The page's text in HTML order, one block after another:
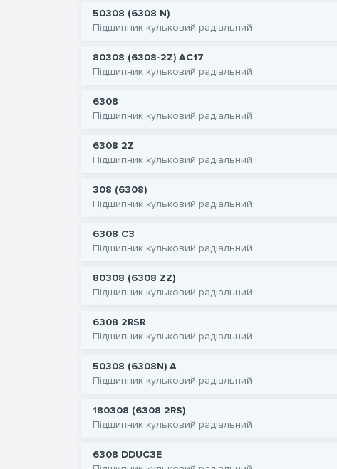
50308 (6308 N)
Підшипник кульковий радіальний
80308 (6308-2Z) AC17
Підшипник кульковий радіальний
6308
Підшипник кульковий радіальний
6308 2Z
Підшипник кульковий радіальний
308 (6308)
Підшипник кульковий радіальний
6308 C3
Підшипник кульковий радіальний
80308 (6308 ZZ)
Підшипник кульковий радіальний
6308 2RSR
Підшипник кульковий радіальний
50308 (6308N) A
Підшипник кульковий радіальний
180308 (6308 2RS)
Підшипник кульковий радіальний
6308 DDUC3E